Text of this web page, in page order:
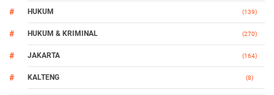
HUKUM (139)
HUKUM & KRIMINAL (270)
JAKARTA (164)
KALTENG (8)